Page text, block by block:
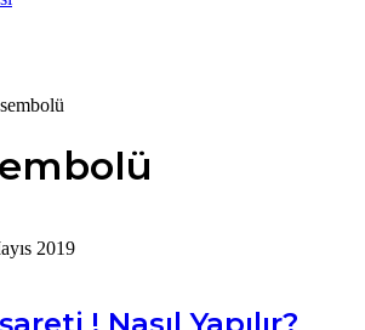
2019